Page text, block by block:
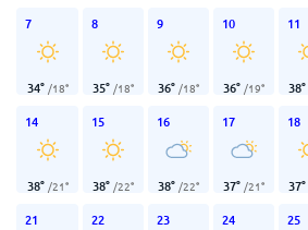
7
34° /18°
8
35° /18°
9
36° /18°
10
36° /19°
11
38°
14
38° /21°
15
38° /22°
16
38° /22°
17
37° /21°
18
37°
21 22 23 24 25